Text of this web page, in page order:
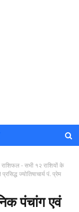
- सभी १२ राशियों के
ज्योतिषाचार्य पं. प्रेम
पंचांग एवं